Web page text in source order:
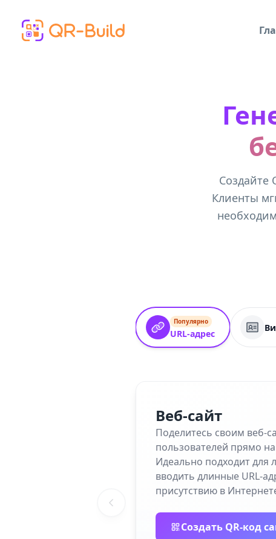
Создайте
Клиенты
Популярно
URL-адрес
Веб-сайт
Поделитесь своим веб-
пользователей прямо
Идеально подходит для
вводить длинные URL-
присутствию в
Создать QR-код